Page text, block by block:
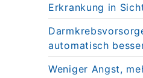
Erkrankung in
automatisch
Weniger Angst,